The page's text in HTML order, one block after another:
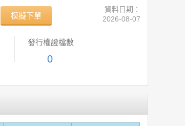
模擬下單
資料日期：
2026-08-07
發行權證檔數
0